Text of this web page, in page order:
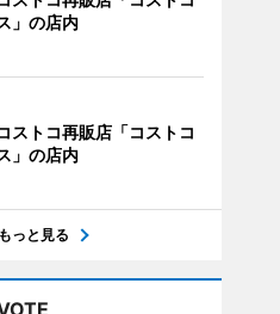
」の店内
ストコ再販店「コストコ
」の店内
もっと見る